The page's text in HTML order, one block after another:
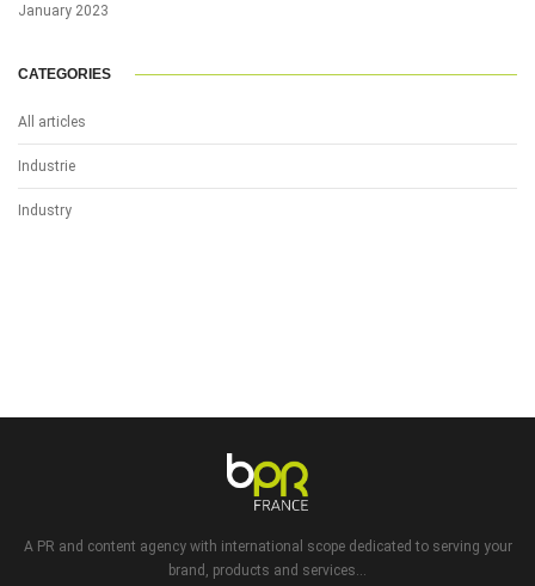
January 2023
CATEGORIES
All articles
Industrie
Industry
A PR and content agency with international scope dedicated to serving your
brand, products and services...